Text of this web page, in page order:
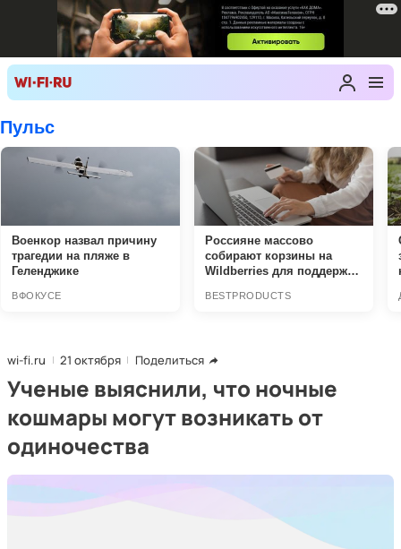
wi-fi.ru 21 октября Поделиться
Ученые выяснили, что ночные
кошмары могут возникать от
одиночества